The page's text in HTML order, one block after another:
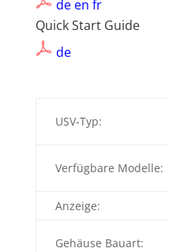
de en fr
Quick Start Guide
de
USV-Typ:
Verfügbare Modelle:
Anzeige:
Gehäuse Bauart: